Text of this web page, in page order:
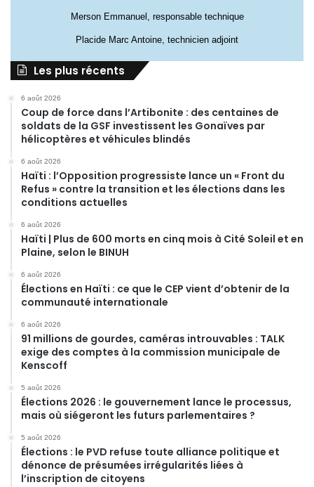
Merson Emmanuel, responsable technique
Placide Marc Antoine, technicien adjoint
Les plus récents
6 août 2026
Coup de force dans l’Artibonite : des centaines de
soldats de la GSF investissent les Gonaïves par
hélicoptères et véhicules blindés
6 août 2026
Haïti : l’Opposition progressiste lance un « Front du
Refus » contre la transition et les élections dans les
conditions actuelles
6 août 2026
Haïti | Plus de 600 morts en cinq mois à Cité Soleil et en
Plaine, selon le BINUH
6 août 2026
Élections en Haïti : ce que le CEP vient d’obtenir de la
communauté internationale
6 août 2026
91 millions de gourdes, caméras introuvables : TALK
exige des comptes à la commission municipale de
Kenscoff
5 août 2026
Élections 2026 : le gouvernement lance le processus,
mais où siégeront les futurs parlementaires ?
5 août 2026
Élections : le PVD refuse toute alliance politique et
dénonce de présumées irrégularités liées à
l’inscription de citoyens